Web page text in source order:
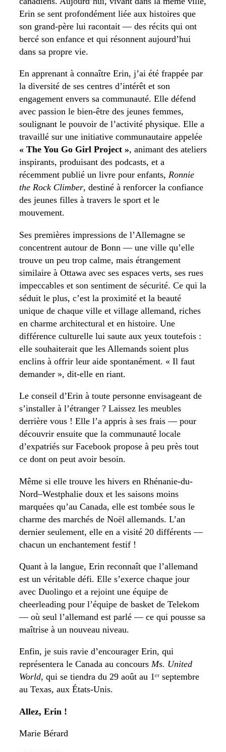
Erin se sent profondément liée aux histoires que
son grand-père lui racontait — des récits qui ont
bercé son enfance et qui résonnent aujourd’hui
dans sa propre vie.
En apprenant à connaître Erin, j’ai été frappée par
la diversité de ses centres d’intérêt et son
engagement envers sa communauté. Elle défend
avec passion le bien-être des jeunes femmes,
soulignant le pouvoir de l’activité physique. Elle a
travaillé sur une initiative communautaire appelée
« The You Go Girl Project », animant des ateliers
inspirants, produisant des podcasts, et a
récemment publié un livre pour enfants, Ronnie
the Rock Climber, destiné à renforcer la confiance
des jeunes filles à travers le sport et le
mouvement.
Ses premières impressions de l’Allemagne se
concentrent autour de Bonn — une ville qu’elle
trouve un peu trop calme, mais étrangement
similaire à Ottawa avec ses espaces verts, ses rues
impeccables et son sentiment de sécurité. Ce qui la
séduit le plus, c’est la proximité et la beauté
unique de chaque ville et village allemand, riches
en charme architectural et en histoire. Une
différence culturelle lui saute aux yeux toutefois :
elle souhaiterait que les Allemands soient plus
enclins à offrir leur aide spontanément. « Il faut
demander », dit-elle en riant.
Le conseil d’Erin à toute personne envisageant de
s’installer à l’étranger ? Laissez les meubles
derrière vous ! Elle l’a appris à ses frais — pour
découvrir ensuite que la communauté locale
d’expatriés sur Facebook propose à peu près tout
ce dont on peut avoir besoin.
Même si elle trouve les hivers en Rhénanie-du-
Nord–Westphalie doux et les saisons moins
marquées qu’au Canada, elle est tombée sous le
charme des marchés de Noël allemands. L’an
dernier seulement, elle en a visité 20 différents —
chacun un enchantement festif !
Quant à la langue, Erin reconnaît que l’allemand
est un véritable défi. Elle s’exerce chaque jour
avec Duolingo et a rejoint une équipe de
cheerleading pour l’équipe de basket de Telekom
— où seul l’allemand est parlé — ce qui pousse sa
maîtrise à un nouveau niveau.
Enfin, je suis ravie d’encourager Erin, qui
représentera le Canada au concours Ms. United
World, qui se tiendra du 29 août au 1ᵉʳ septembre
au Texas, aux États-Unis.
Allez, Erin !
Marie Bérard